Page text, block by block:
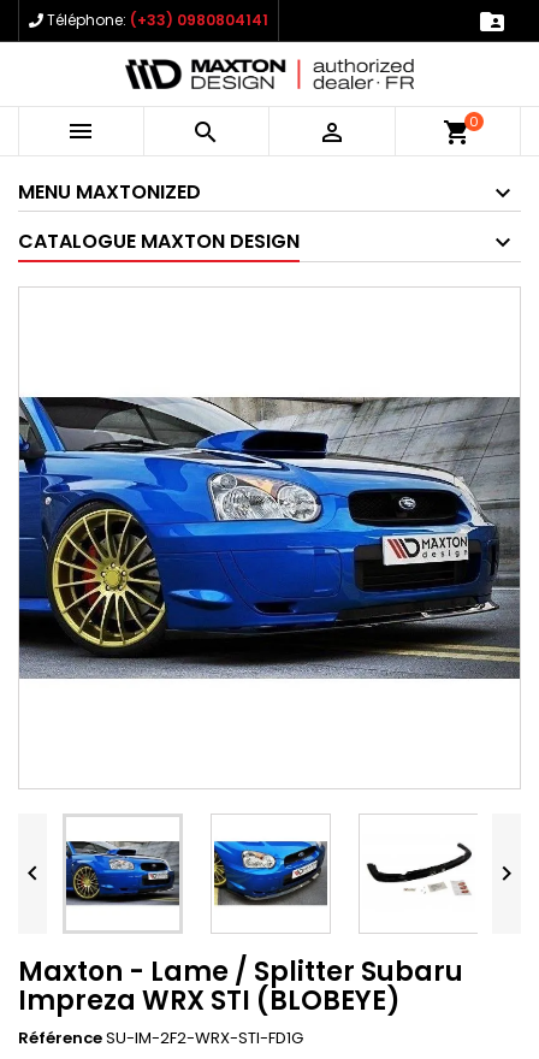
Téléphone: (+33) 0980804141 
   shopping_cart0
MENU MAXTONIZED
CATALOGUE MAXTON DESIGN
 
Maxton - Lame / Splitter Subaru
Impreza WRX STI (BLOBEYE)
RéférenceSU-IM-2F2-WRX-STI-FD1G